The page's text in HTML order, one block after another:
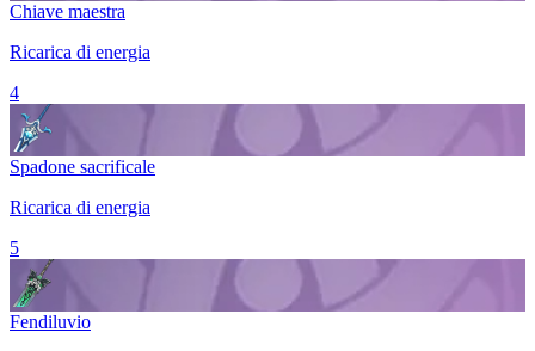
Chiave maestra
Ricarica di energia
4
Spadone sacrificale
Ricarica di energia
5
Fendiluvio